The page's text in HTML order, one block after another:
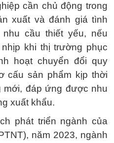
cần chủ động trong
xuất và đánh giá tình
cầu thiết yếu, nếu
khi thị trường phục
hoạt chuyển đổi quy
cấu sản phẩm kịp thời
đáp ứng được nhu
xuất khẩu.
phát triển ngành của
năm 2023, ngành